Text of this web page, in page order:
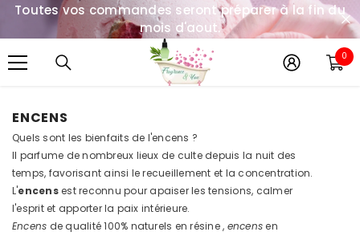
IGNORER ET PASSER AU CONTENU
Toutes vos commandes seront préparer à la fin du
mois d'aout.
0 0
ENCENS
Quels sont les bienfaits de l'encens ?
Il parfume de nombreux lieux de culte depuis la nuit des
temps, favorisant ainsi le recueillement et la concentration.
L'encens est reconnu pour apaiser les tensions, calmer
l'esprit et apporter la paix intérieure.
Encens de qualité 100% naturels en résine , encens en